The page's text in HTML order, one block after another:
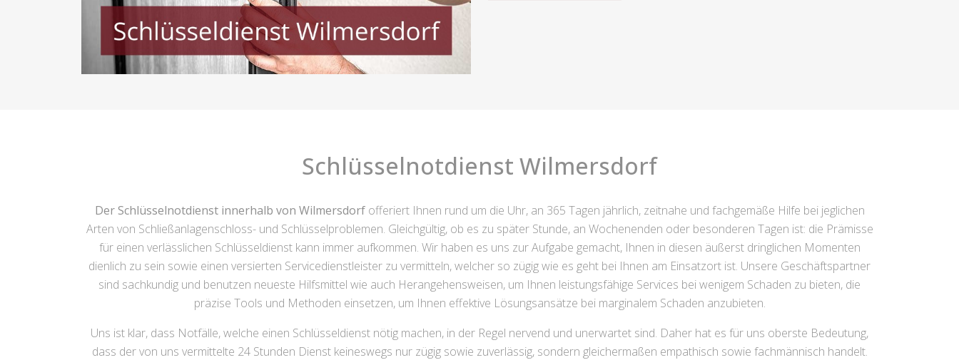
Schlüsselnotdienst Wilmersdorf
Der Schlüsselnotdienst innerhalb von Wilmersdorfofferiert Ihnen rund um die Uhr, an 365 Tagen jährlich, zeitnahe und fachgemäße Hilfe bei jeglichen
Arten von Schließanlagenschloss- und Schlüsselproblemen. Gleichgültig, ob es zu später Stunde, an Wochenenden oder besonderen Tagen ist: die Prämisse
für einen verlässlichen Schlüsseldienst kann immer aufkommen. Wir haben es uns zur Aufgabe gemacht, Ihnen in diesen äußerst dringlichen Momenten
dienlich zu sein sowie einen versierten Servicedienstleister zu vermitteln, welcher so zügig wie es geht bei Ihnen am Einsatzort ist. Unsere Geschäftspartner
sind sachkundig und benutzen neueste Hilfsmittel wie auch Herangehensweisen, um Ihnen leistungsfähige Services bei wenigem Schaden zu bieten, die
präzise Tools und Methoden einsetzen, um Ihnen effektive Lösungsansätze bei marginalem Schaden anzubieten.
Uns ist klar, dass Notfälle, welche einen Schlüsseldienst nötig machen, in der Regel nervend und unerwartet sind. Daher hat es für uns oberste Bedeutung,
dass der von uns vermittelte 24 Stunden Dienst keineswegs nur zügig sowie zuverlässig, sondern gleichermaßen empathisch sowie fachmännisch handelt.